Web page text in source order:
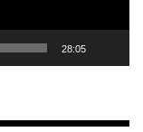
28:05